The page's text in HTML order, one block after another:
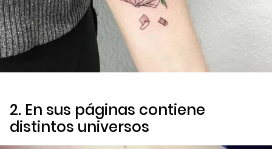
2. En sus páginas contiene
distintos universos